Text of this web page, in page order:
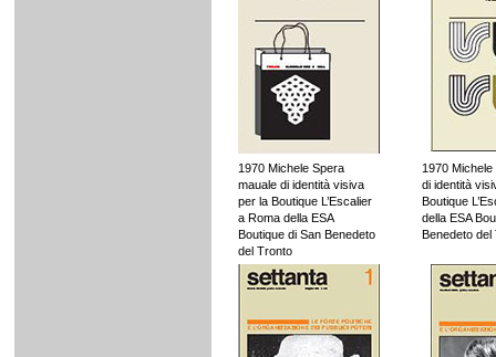
1970 Michele Spera
mauale di identità visiva
per la Boutique L’Escalier
a Roma della ESA
Boutique di San Benedeto
del Tronto
1970
di identità
Boutique
della ESA
Benedeto del